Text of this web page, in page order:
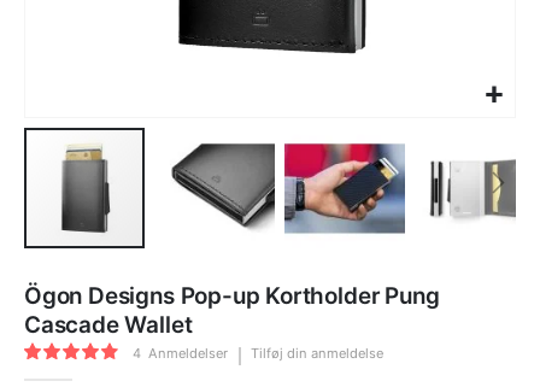
starten
af
billedgalleriet
Ögon Designs Pop-up Kortholder Pung
Cascade Wallet
Bedømmelse:
95
% of100
4 Anmeldelser Tilføj din anmeldelse